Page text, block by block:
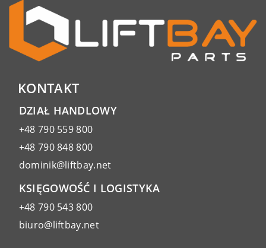
KONTAKT
DZIAŁ HANDLOWY
+48 790 559 800
+48 790 848 800
dominik@liftbay.net
KSIĘGOWOŚĆ I LOGISTYKA
+48 790 543 800
biuro@liftbay.net